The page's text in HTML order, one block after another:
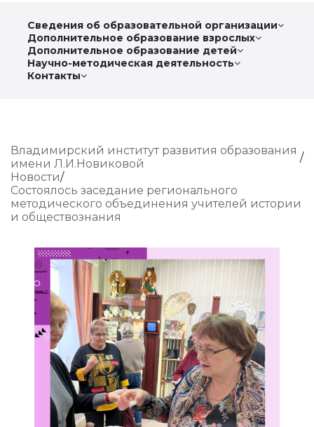
Сведения об образовательной организации
Дополнительное образование взрослых
Дополнительное образование детей
Научно-методическая деятельность
Контакты
Владимирский институт развития образования
имени Л.И.Новиковой
Новости
Состоялось заседание регионального
методического объединения учителей истории
и обществознания